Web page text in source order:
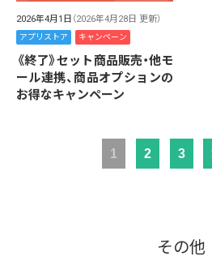
2026年4月1日 （2026年4月28日 更新）
アプリストア キャンペーン
《終了》セット商品販売・他モ
ール連携、商品オプションの
お得なキャンペーン
1 2 3
その他